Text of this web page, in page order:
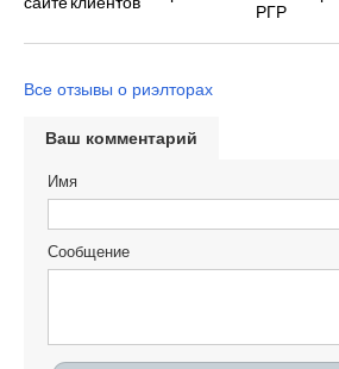
Все отзывы о риэлторах
Ваш комментарий
Имя
Сообщение